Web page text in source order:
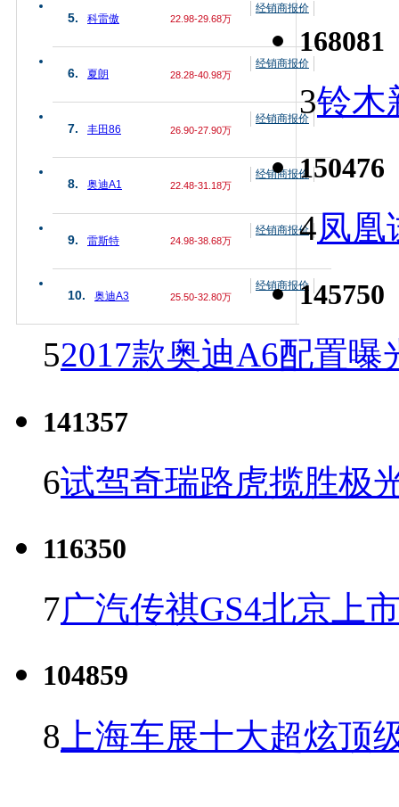
5. 科雷傲 22.98-29.68万
经销商报价
6. 夏朗 28.28-40.98万
经销商报价
7. 丰田86 26.90-27.90万
经销商报价
8. 奥迪A1 22.48-31.18万
经销商报价
9. 雷斯特 24.98-38.68万
经销商报价
10. 奥迪A3 25.50-32.80万
经销商报价
168081
3铃木
150476
4凤凰
145750
52017款奥迪A6配置曝
141357
6试驾奇瑞路虎揽胜极
116350
7广汽传祺GS4北京上
104859
8 上海车展十大超炫顶